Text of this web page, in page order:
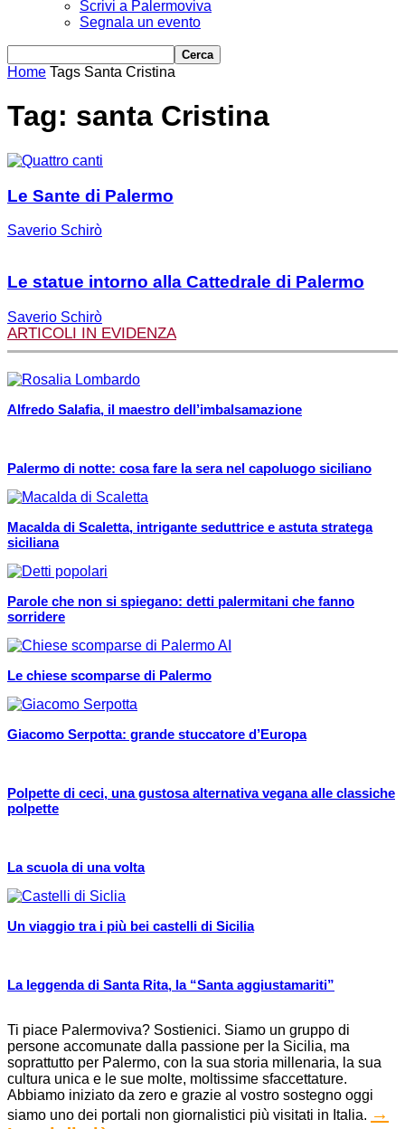
Scrivi a Palermoviva
Segnala un evento
Home Tags Santa Cristina
Tag: santa Cristina
Le Sante di Palermo
Saverio Schirò
Le statue intorno alla Cattedrale di Palermo
Saverio Schirò
ARTICOLI IN EVIDENZA
Alfredo Salafia, il maestro dell’imbalsamazione
Palermo di notte: cosa fare la sera nel capoluogo siciliano
Macalda di Scaletta, intrigante seduttrice e astuta stratega
siciliana
Parole che non si spiegano: detti palermitani che fanno
sorridere
Le chiese scomparse di Palermo
Giacomo Serpotta: grande stuccatore d’Europa
Polpette di ceci, una gustosa alternativa vegana alle classiche
polpette
La scuola di una volta
Un viaggio tra i più bei castelli di Sicilia
La leggenda di Santa Rita, la “Santa aggiustamariti”
Ti piace Palermoviva? Sostienici. Siamo un gruppo di
persone accomunate dalla passione per la Sicilia, ma
soprattutto per Palermo, con la sua storia millenaria, la sua
cultura unica e le sue molte, moltissime sfaccettature.
Abbiamo iniziato da zero e grazie al vostro sostegno oggi
siamo uno dei portali non giornalistici più visitati in Italia. →